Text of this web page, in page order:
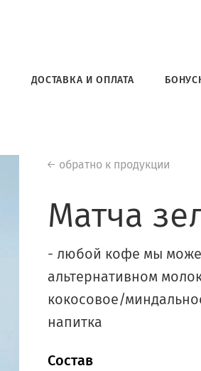
ДОСТАВКА И ОПЛАТА
обратно к продукции
Матча
- любой кофе мы
альтернативном
кокосовое/
напитка
Состав